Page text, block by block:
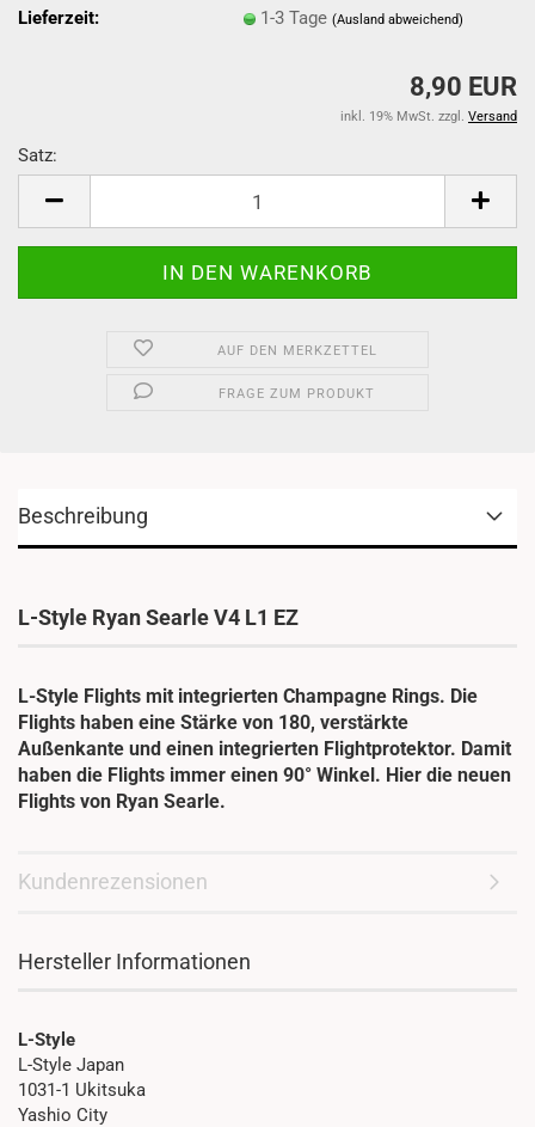
Lieferzeit:
1-3 Tage(Ausland abweichend)
8,90 EUR
inkl. 19% MwSt. zzgl. Versand
Satz:
AUF DEN MERKZETTEL
FRAGE ZUM PRODUKT
Beschreibung
L-Style Ryan Searle V4 L1 EZ
L-Style Flights mit integrierten Champagne Rings. Die
Flights haben eine Stärke von 180, verstärkte
Außenkante und einen integrierten Flightprotektor. Damit
haben die Flights immer einen 90° Winkel. Hier die neuen
Flights von Ryan Searle.
Kundenrezensionen
Hersteller Informationen
L-Style
L-Style Japan
1031-1 Ukitsuka
Yashio City